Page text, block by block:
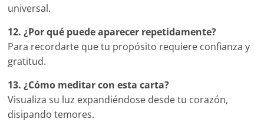
universal.
12. ¿Por qué puede aparecer repetidamente?
Para recordarte que tu propósito requiere confianza y
gratitud.
13. ¿Cómo meditar con esta carta?
Visualiza su luz expandiéndose desde tu corazón,
disipando temores.